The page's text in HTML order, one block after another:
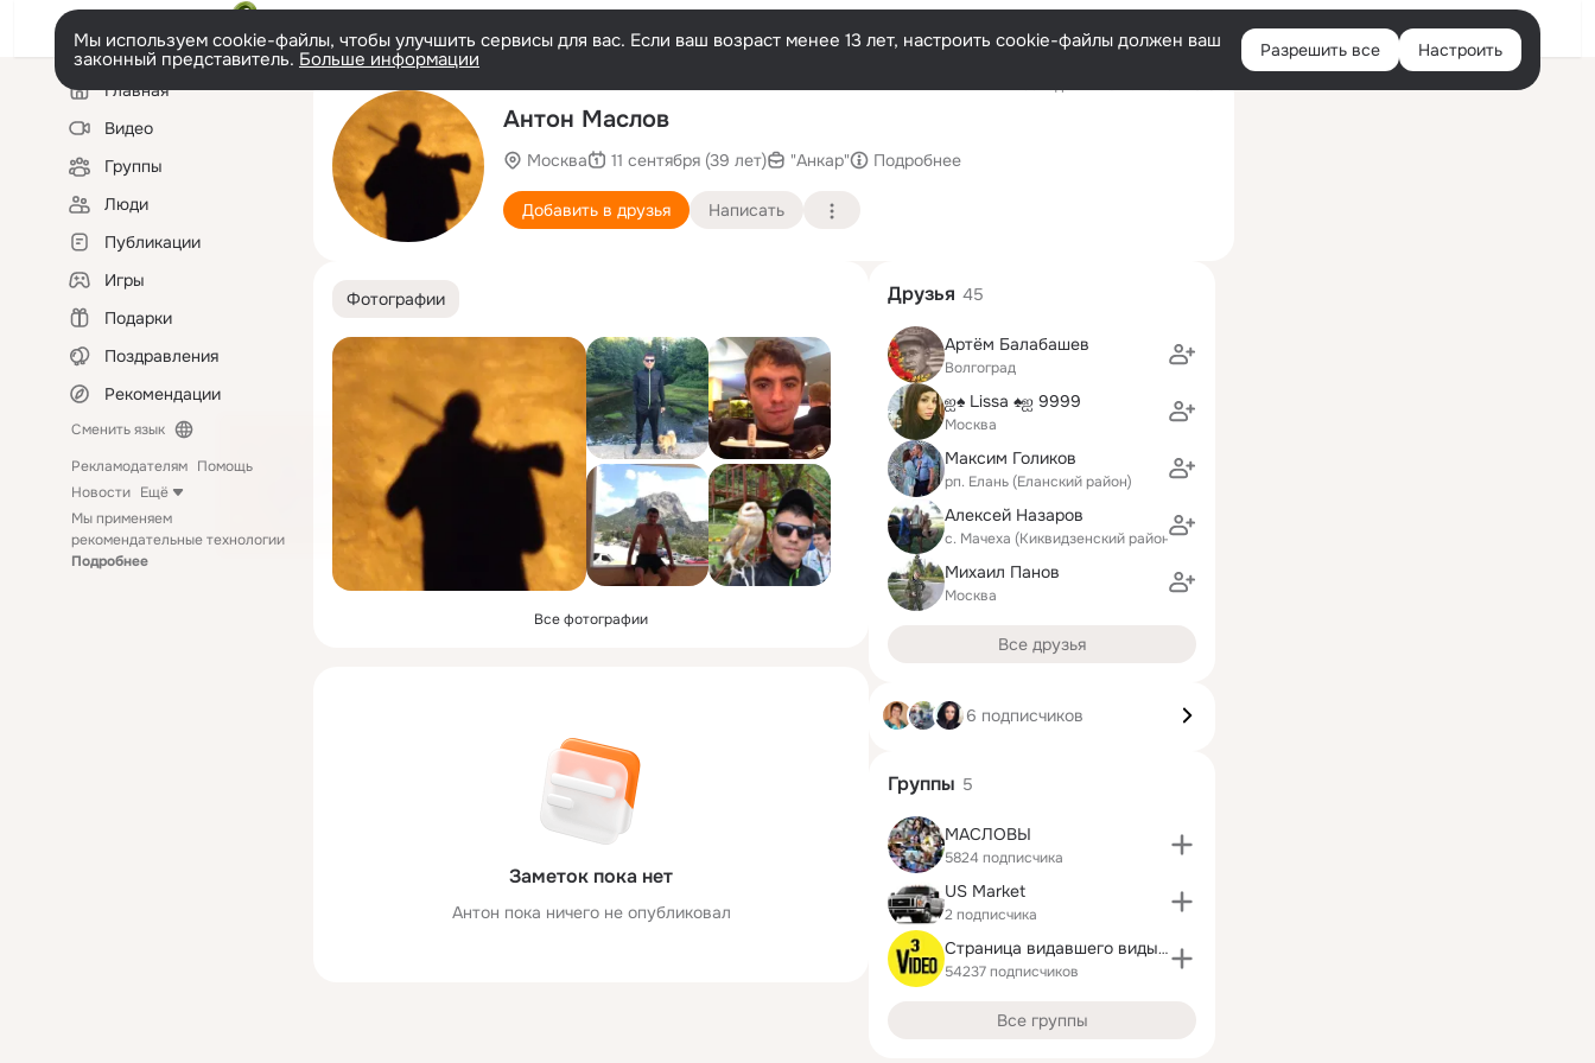
Войти
Мы используем cookie-файлы, чтобы улучшить сервисы для вас. Если ваш возраст менее 13 лет, настроить cookie-файлы должен ваш
законный представитель. Больше информации Разрешить все Настроить
Левая
колонкаГлавная
Видео
Группы
Люди
Публикации
Игры
Подарки
Поздравления
Рекомендации
Сменить язык
Рекламодателям Помощь
Новости Ещё
Мы применяем
рекомендательные технологии
Подробнее
Антон Маслов
Москва 11 сентября (39 лет) "Анкар" Подробнее
Добавить в друзья Написать
Фотографии
Все фотографии
Заметок пока нет
Антон пока ничего не опубликовал
Друзья 45
Артём Балабашев
Волгоград
ஐ♠ Lissa ♠ஐ 9999
Москва
Максим Голиков
рп. Елань (Еланский район)
Алексей Назаров
с. Мачеха (Киквидзенский район)
Михаил Панов
Москва
Все друзья
6 подписчиков
Группы 5
МАСЛОВЫ
5824 подписчика
US Market
2 подписчика
Страница видавшего виды видео
54237 подписчиков
Все группы